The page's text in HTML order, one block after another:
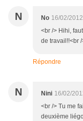
N No 16/02/
<br /> Hihi,
de travail!!<br /
Répondre
N Nini 16/02/
<br /> Tu me
deuxième